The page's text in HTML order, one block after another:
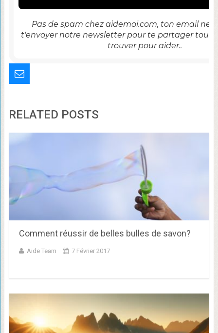
Pas de spam chez aidemoi.com, ton email ne
t'envoyer notre newsletter pour te partager tout
trouver pour aider..
RELATED POSTS
Comment réussir de belles bulles de savon?
Aide Team 7 Février 2017